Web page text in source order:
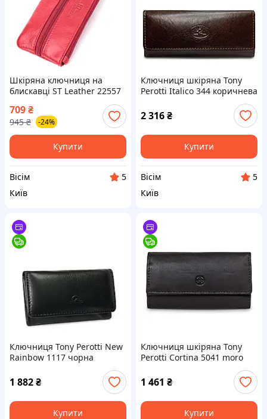
Шкіряна ключниця на
блискавці ST Leather 22557
червона натуральна шкіра
16х7х1 см для ключів монет
і дрібниць
709₴
945 ₴ -24%
Купити
Вісім
5
Київ
Ключниця шкіряна Tony
Perotti Italico 344 коричнева
13x5,5x2 см для зберігання
ключів натуральна шкіра
на кнопці
2 316₴
Купити
Вісім
5
Київ
Ключниця Tony Perotti New
Rainbow 1117 чорна
натуральна шкіра 10x6 см з
карабінами і кишенею на
блискавці для ключів
1 882₴
Купити
Ключниця шкіряна Tony
Perotti Cortina 5041 moro
темно-коричнева 12,5х7 см
з натуральної шкіри Nappa
для зберігання ключів
1 461 ₴
Купити